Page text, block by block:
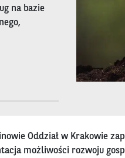
na bazie
Oddział w Krakowie
możliwości rozwoju